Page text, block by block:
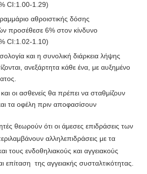
CI:1.00-1.29)
αθροιστικής δόσης
προσέθεσε 6% στον κίνδυνο
CI:1.02-1.10)
και η συνολική διάρκεια λήψης
ανεξάρτητα κάθε ένα, με αυξημένο
οι ασθενείς θα πρέπει να σταθμίζουν
τα οφέλη πριν αποφασίσουν
θεωρούν ότι οι άμεσες επιδράσεις των
αλληλεπιδράσεις με τα
τους ενδοθηλιακούς και αγγειακούς
επίταση της αγγειακής συσταλτικότητας.